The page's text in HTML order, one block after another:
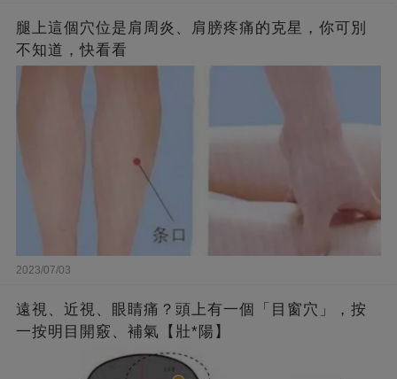
腿上這個穴位是肩周炎、肩膀疼痛的克星，你可別
不知道，快看看
2023/07/03
遠視、近視、眼睛痛？頭上有一個「目窗穴」，按
一按明目開竅、補氣【壯*陽】